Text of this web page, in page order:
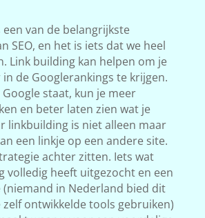
van de belangrijkste
SEO, en het is iets dat we heel
Link building kan helpen om je
de Googlerankings te krijgen.
staat, kun je meer
en beter laten zien wat je
linkbuilding is niet alleen maar
een linkje op een andere site.
achter zitten. Iets wat
volledig heeft uitgezocht en een
(niemand in Nederland bied dit
ontwikkelde tools gebruiken)